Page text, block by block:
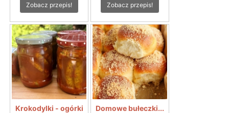
Zobacz przepis! Zobacz przepis!
Krokodylki - ogórki
Domowe bułeczki...